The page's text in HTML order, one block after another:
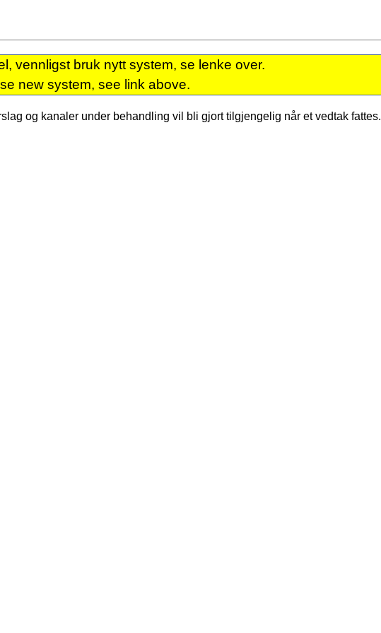
vennligst bruk nytt system, se lenke over.
new system, see link above.
og kanaler under behandling vil bli gjort tilgjengelig når et vedtak fattes.